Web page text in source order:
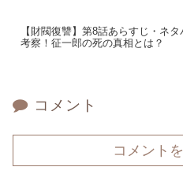
【財閥復讐】第8話あらすじ・ネタ
考察！征一郎の死の真相とは？
コメント
コメント